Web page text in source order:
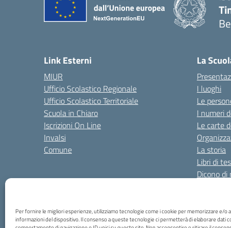
Per fornire le migliori esperienze, utilizziamo tecnologie come i cookie per memorizzare e/o
informazioni del dispositivo. Il consenso a queste tecnologie ci permetterà di elaborare dati
Link Esterni
MIUR
Ufficio Scolastico Regionale
Ufficio Scolastico Territoriale
Scuola in Chiaro
Iscrizioni On Line
Invalsi
Comune
La
I luoghi
Le
I numeri
Le carte
La storia
Libri di
Dicono di
Amministrazione TrasparenteAmm. Trasparente fino